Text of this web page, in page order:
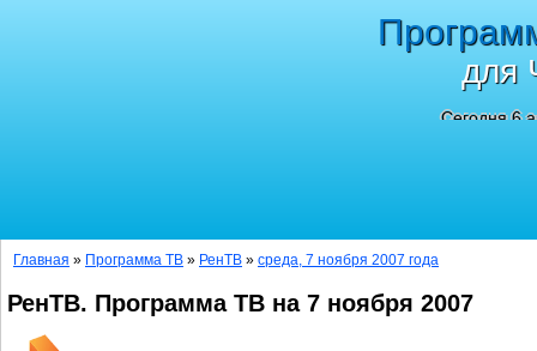
для
Сегодня 6
Главная » Программа ТВ » РенТВ » среда, 7 ноября 2007 года
РенТВ. Программа ТВ на 7 ноября 2007